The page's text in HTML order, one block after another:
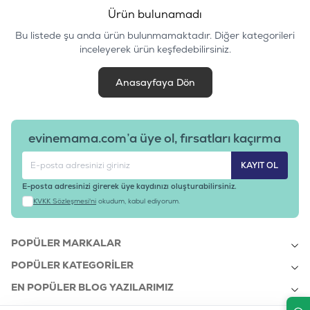
Ürün bulunamadı
Bu listede şu anda ürün bulunmamaktadır. Diğer kategorileri
inceleyerek ürün keşfedebilirsiniz.
Anasayfaya Dön
evinemama.com’a üye ol, fırsatları kaçırma
KAYIT OL
E-posta adresinizi girerek üye kaydınızı oluşturabilirsiniz.
KVKK Sözleşmesi'ni okudum, kabul ediyorum.
POPÜLER MARKALAR
POPÜLER KATEGORILER
EN POPÜLER BLOG YAZILARIMIZ